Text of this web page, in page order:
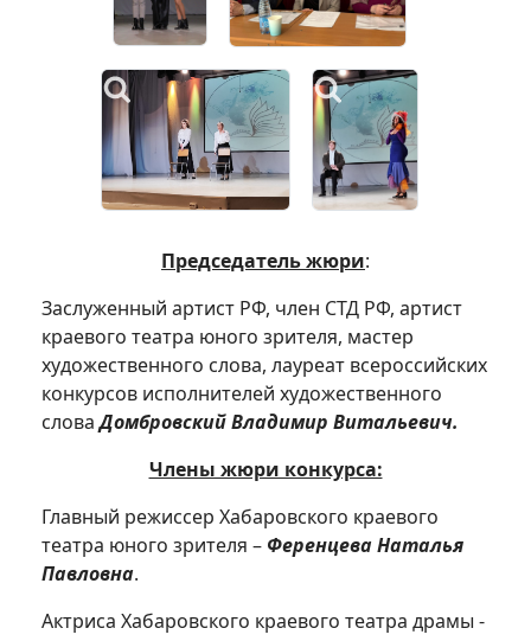
Председатель жюри:
Заслуженный артист РФ, член СТД РФ, артист
краевого театра юного зрителя, мастер
художественного слова, лауреат всероссийских
конкурсов исполнителей художественного
словаДомбровский Владимир Витальевич.
Члены жюри конкурса:
Главный режиссер Хабаровского краевого
театра юного зрителя – Ференцева Наталья
Павловна.
Актриса Хабаровского краевого театра драмы -